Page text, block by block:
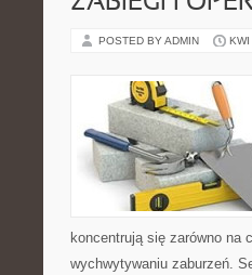
POSTED BY ADMIN
koncentrują się zarówno na
wychwytywaniu zaburzeń.